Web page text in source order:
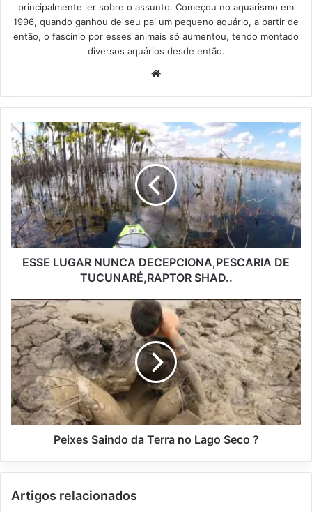
principalmente ler sobre o assunto. Começou no aquarismo em
1996, quando ganhou de seu pai um pequeno aquário, a partir de
então, o fascínio por esses animais só aumentou, tendo montado
diversos aquários desde então.
Website
ESSE LUGAR NUNCA DECEPCIONA,PESCARIA DE
TUCUNARÉ,RAPTOR SHAD..
Peixes Saindo da Terra no Lago Seco ?
Artigos relacionados